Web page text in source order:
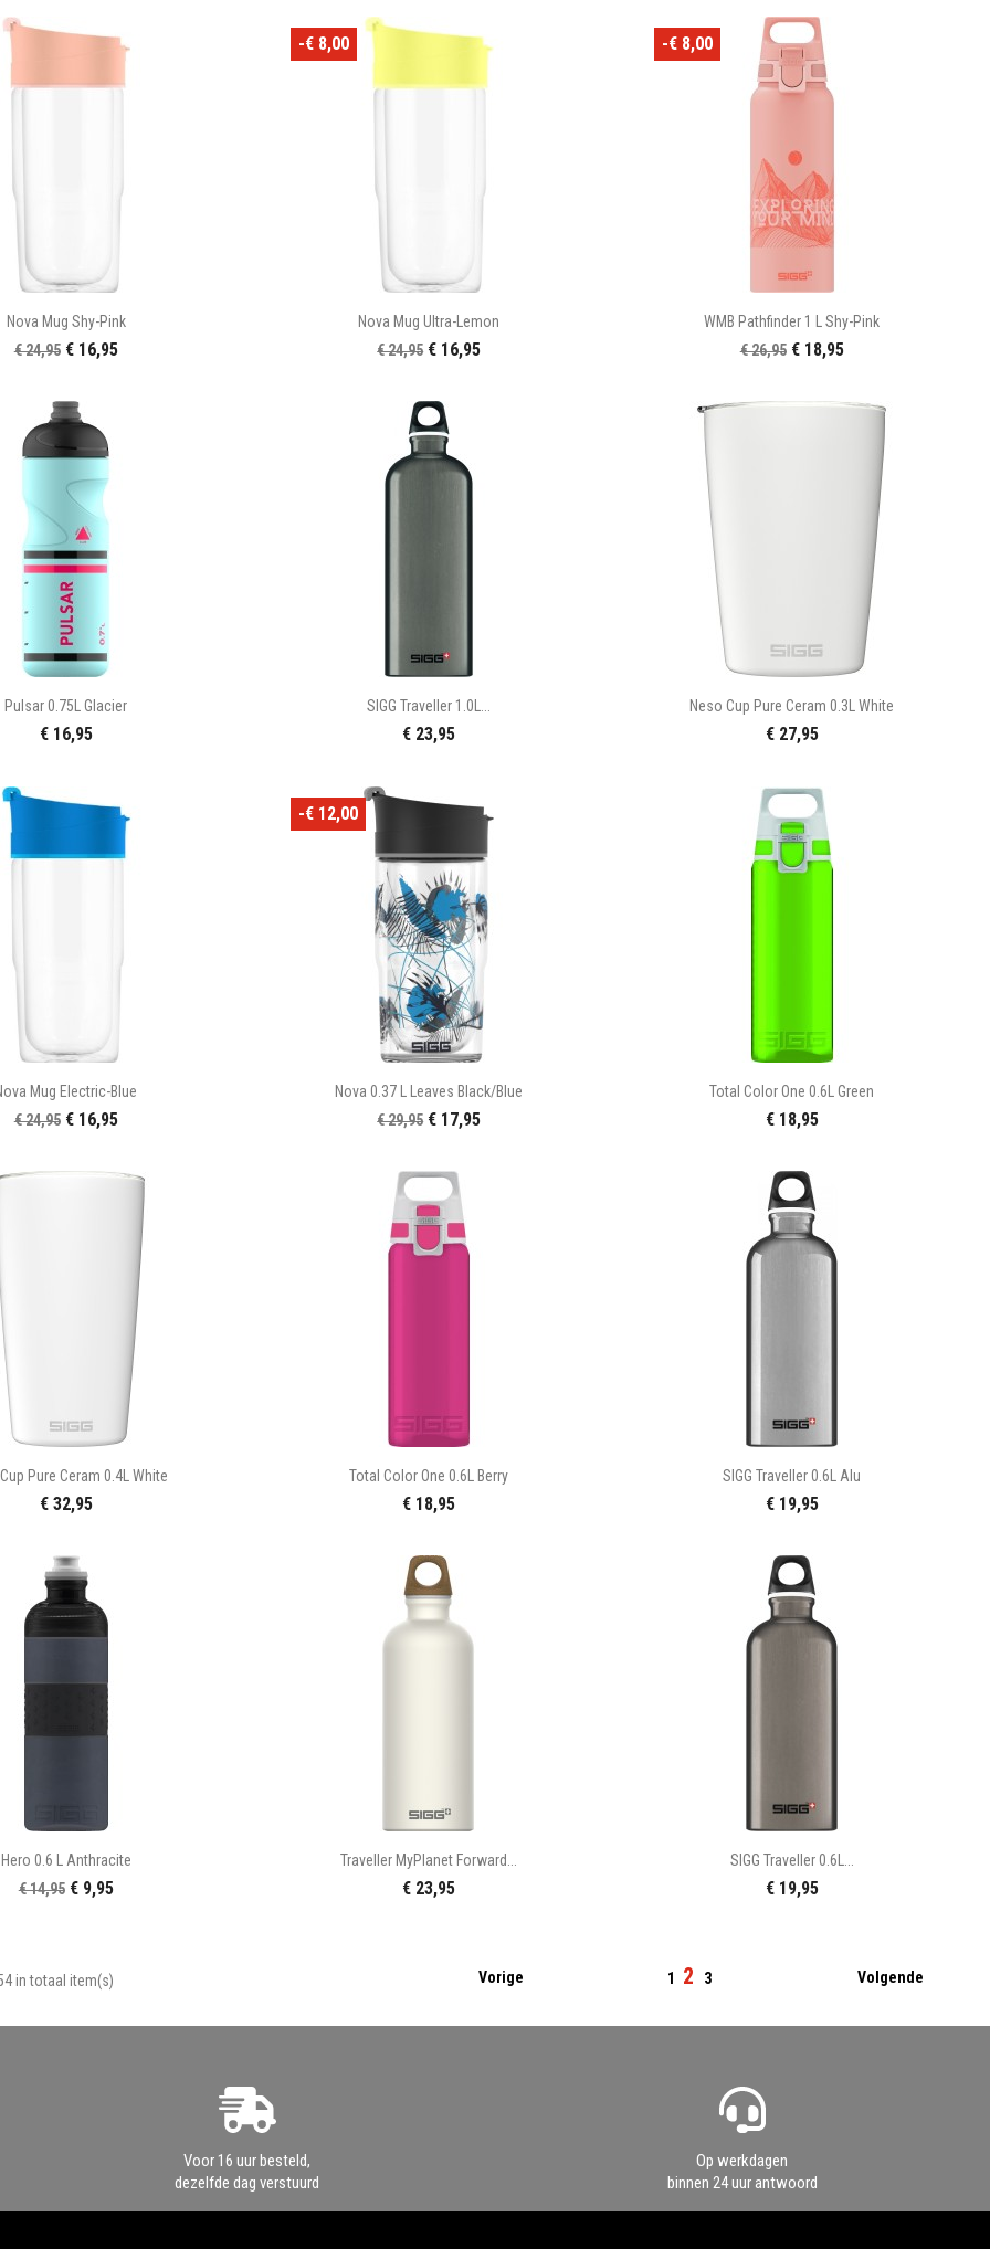
Snel bekijken
Nova Mug Shy-Pink
€ 24,95 € 16,95
 Snel bekijken
Nova Mug Ultra-Lemon
€ 24,95 € 16,95
-€ 8,00
Snel bekijken
WMB Pathfinder 1 L Shy-Pink
€ 26,95 € 18,95
-€ 8,00
Snel bekijken
Pulsar 0.75L Glacier
€ 16,95
Snel bekijken
SIGG Traveller 1.0L...
€ 23,95
 Snel bekijken
Neso Cup Pure Ceram 0.3L White
€ 27,95
 Snel bekijken
Mug Electric-Blue
€ 24,95 € 16,95
Snel bekijken
Nova 0.37 L Leaves Black/blue
€ 29,95 € 17,95
-€ 12,00
Snel bekijken
Total Color One 0.6L Green
€ 18,95
 Snel bekijken
Pure Ceram 0.4L White
€ 32,95
Snel bekijken
Total Color One 0.6L Berry
€ 18,95
 Snel bekijken
SIGG Traveller 0.6L Alu
€ 19,95
Snel bekijken
Hero 0.6 L Anthracite
€ 14,95 € 9,95
Snel bekijken
Traveller MyPlanet Forward...
€ 23,95
Snel bekijken
SIGG Traveller 0.6L...
€ 19,95
in totaal item(s) Vorige 1 2 3 Volgende
Voor 16 uur besteld,
dezelfde dag verstuurd
Op werkdagen
binnen 24 uur antwoord